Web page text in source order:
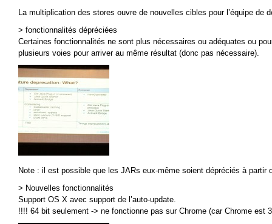
La multiplication des stores ouvre de nouvelles cibles pour l’équipe de
> fonctionnalités dépréciées
Certaines fonctionnalités ne sont plus nécessaires ou adéquates ou
plusieurs voies pour arriver au même résultat (donc pas nécessaire).
Note : il est possible que les JARs eux-même soient dépréciés à partir
> Nouvelles fonctionnalités
Support OS X avec support de l’auto-update.
!!!! 64 bit seulement -> ne fonctionne pas sur Chrome (car Chrome est